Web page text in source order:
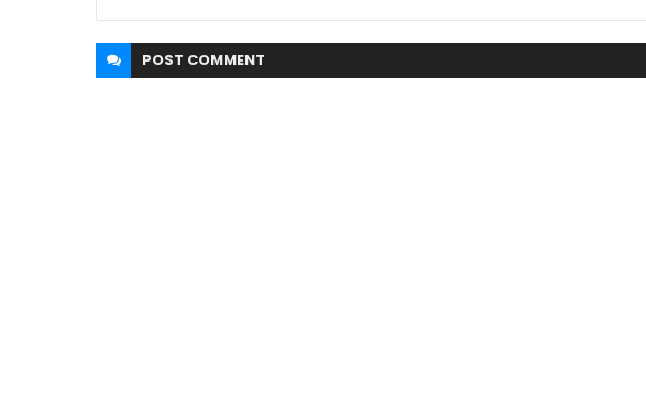
POST COMMENT